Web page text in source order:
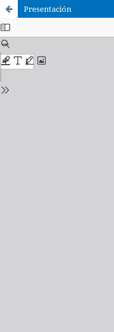
Presentación